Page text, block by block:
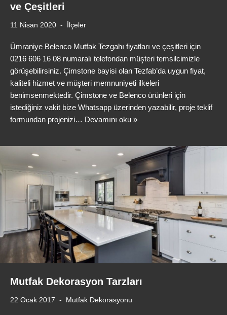
ve Çeşitleri
11 Nisan 2020 İlçeler
Ümraniye Belenco Mutfak Tezgahı fiyatları ve çeşitleri için
0216 606 16 08 numaralı telefondan müşteri temsilcimizle
görüşebilirsiniz. Çimstone bayisi olan Tezfab’da uygun fiyat,
kaliteli hizmet ve müşteri memnuniyeti ilkeleri
benimsenmektedir. Çimstone ve Belenco ürünleri için
istediğiniz vakit bize Whatsapp üzerinden yazabilir, proje teklif
formundan projenizi… Devamını oku »
Mutfak Dekorasyon Tarzları
22 Ocak 2017 Mutfak Dekorasyonu